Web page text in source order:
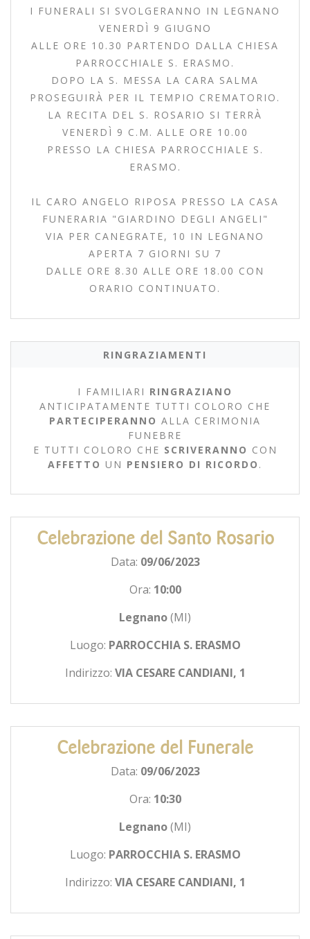
I FUNERALI SI SVOLGERANNO IN LEGNANO
VENERDÌ 9 GIUGNO
ALLE ORE 10.30 PARTENDO DALLA CHIESA
PARROCCHIALE S. ERASMO.
DOPO LA S. MESSA LA CARA SALMA
PROSEGUIRÀ PER IL TEMPIO CREMATORIO.
LA RECITA DEL S. ROSARIO SI TERRÀ
VENERDÌ 9 C.M. ALLE ORE 10.00
PRESSO LA CHIESA PARROCCHIALE S.
ERASMO.
IL CARO ANGELO RIPOSA PRESSO LA CASA
FUNERARIA "GIARDINO DEGLI ANGELI"
VIA PER CANEGRATE, 10 IN LEGNANO
APERTA 7 GIORNI SU 7
DALLE ORE 8.30 ALLE ORE 18.00 CON
ORARIO CONTINUATO.
RINGRAZIAMENTI
I FAMILIARI RINGRAZIANO
ANTICIPATAMENTE TUTTI COLORO CHE
PARTECIPERANNO ALLA CERIMONIA
FUNEBRE
E TUTTI COLORO CHE SCRIVERANNO CON
AFFETTO UN PENSIERO DI RICORDO .
Celebrazione del Santo Rosario
Data: 09/06/2023
Ora: 10:00
Legnano(MI)
Luogo: PARROCCHIA S. ERASMO
Indirizzo: VIA CESARE CANDIANI, 1
Celebrazione del Funerale
Data: 09/06/2023
Ora: 10:30
Legnano(MI)
Luogo: PARROCCHIA S. ERASMO
Indirizzo: VIA CESARE CANDIANI, 1